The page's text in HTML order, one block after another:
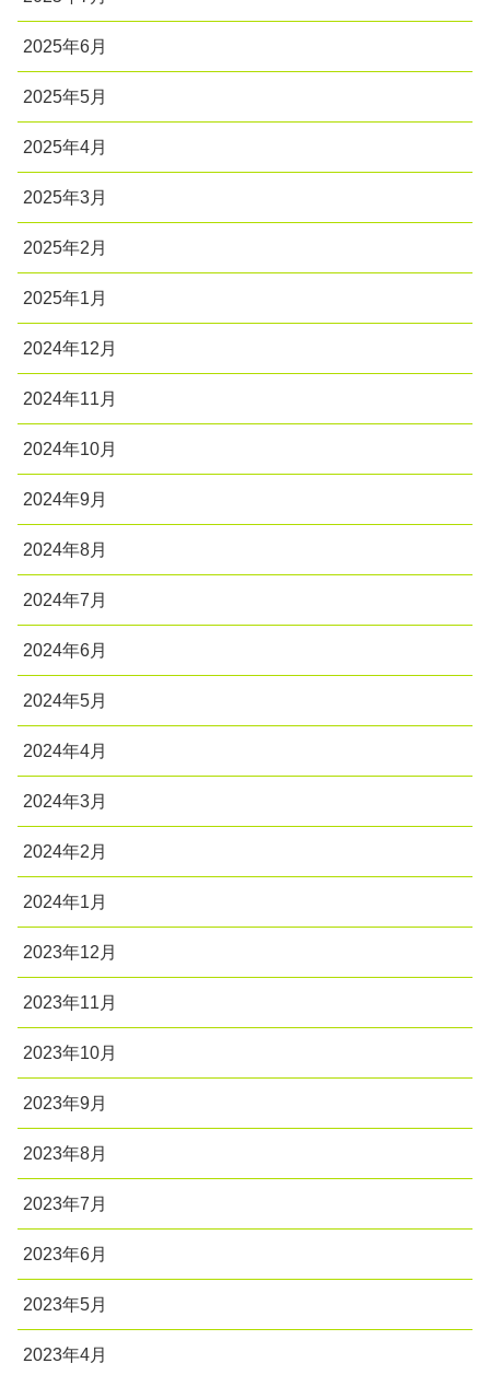
2025年6月
2025年5月
2025年4月
2025年3月
2025年2月
2025年1月
2024年12月
2024年11月
2024年10月
2024年9月
2024年8月
2024年7月
2024年6月
2024年5月
2024年4月
2024年3月
2024年2月
2024年1月
2023年12月
2023年11月
2023年10月
2023年9月
2023年8月
2023年7月
2023年6月
2023年5月
2023年4月